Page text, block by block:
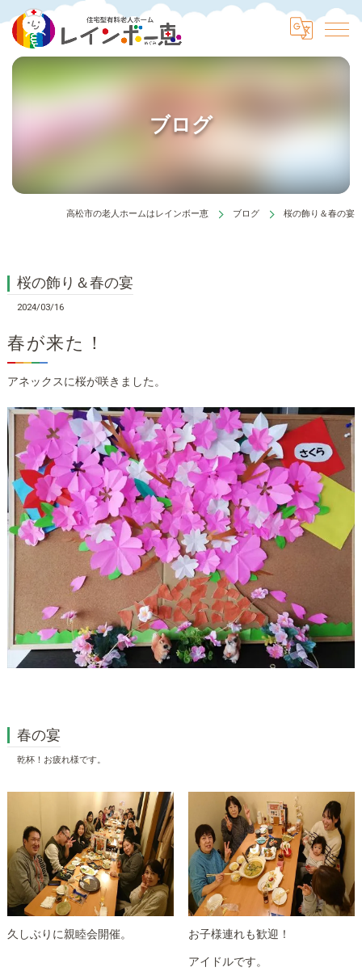
ブログ
高松市の老人ホームはレインボー恵 ブログ 桜の飾り＆春の宴
桜の飾り＆春の宴
2024/03/16
アネックスに桜が咲きました。
春が来た！
春の宴
乾杯！お疲れ様です。
久しぶりに親睦会開催。 お子様連れも歓迎！
アイドルです。